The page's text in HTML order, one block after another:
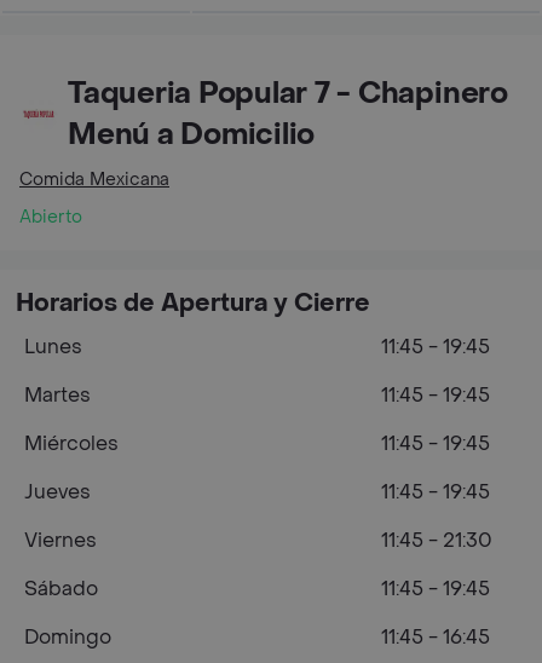
Taqueria Popular 7 - Chapinero
Menú a Domicilio
Comida Mexicana
Abierto
Horarios de Apertura y Cierre
Lunes
11:45 - 19:45
Martes
11:45 - 19:45
Miércoles
11:45 - 19:45
Jueves
11:45 - 19:45
Viernes
11:45 - 21:30
Sábado
11:45 - 19:45
Domingo
11:45 - 16:45